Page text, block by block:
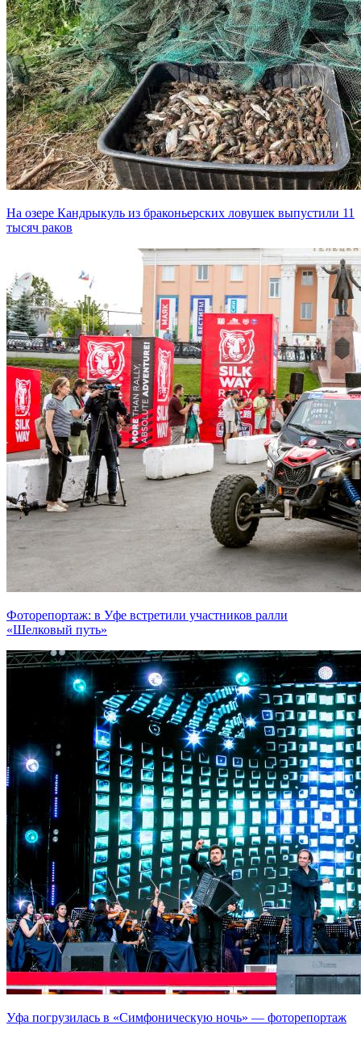
На озере Кандрыкуль из браконьерских ловушек выпустили 11
тысяч раков
Фоторепортаж: в Уфе встретили участников ралли
«Шелковый путь»
Уфа погрузилась в «Симфоническую ночь» — фоторепортаж